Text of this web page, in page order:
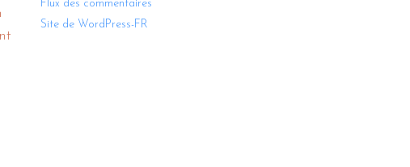
Flux des commentaires
Site de WordPress-FR